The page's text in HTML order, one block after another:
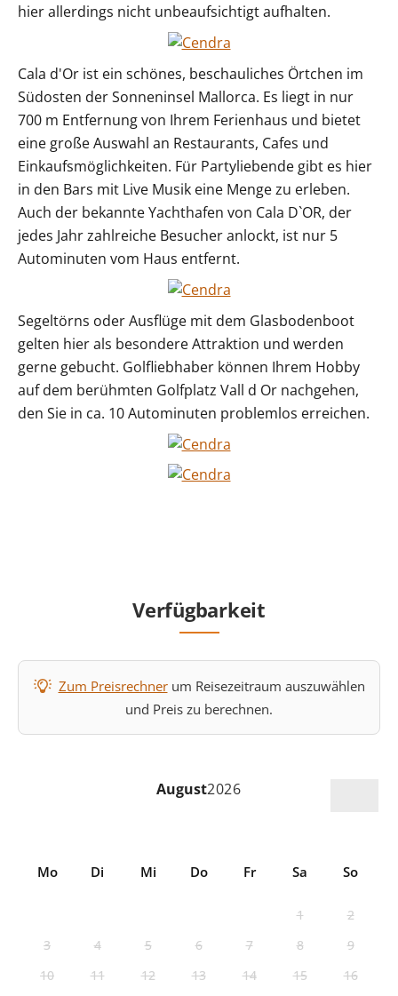
hier allerdings nicht unbeaufsichtigt aufhalten.
Cala d'Or ist ein schönes, beschauliches Örtchen im
Südosten der Sonneninsel Mallorca. Es liegt in nur
700 m Entfernung von Ihrem Ferienhaus und bietet
eine große Auswahl an Restaurants, Cafes und
Einkaufsmöglichkeiten. Für Partyliebende gibt es hier
in den Bars mit Live Musik eine Menge zu erleben.
Auch der bekannte Yachthafen von Cala D`OR, der
jedes Jahr zahlreiche Besucher anlockt, ist nur 5
Autominuten vom Haus entfernt.
Segeltörns oder Ausflüge mit dem Glasbodenboot
gelten hier als besondere Attraktion und werden
gerne gebucht. Golfliebhaber können Ihrem Hobby
auf dem berühmten Golfplatz Vall d Or nachgehen,
den Sie in ca. 10 Autominuten problemlos erreichen.
Verfügbarkeit
Zum Preisrechnerum Reisezeitraum auszuwählen
und Preis zu berechnen.
August2026
Mo Di Mi Do Fr Sa So
1
2
3
4 5 6 7 8
9
10
11 12 13 14 15 16